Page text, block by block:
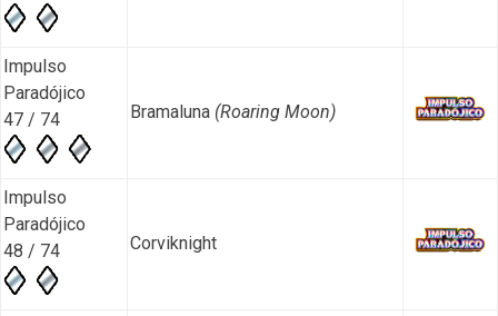
Impulso
Paradójico
47 / 74
Bramaluna (Roaring Moon)
Impulso
Paradójico
48 / 74
Corviknight